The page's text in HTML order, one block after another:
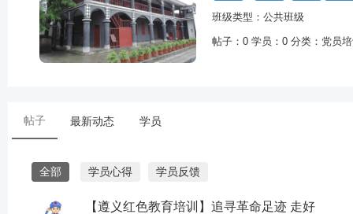
班级类型：公共班级
帖子： 0 学员： 0 分类： 党员
帖子 最新动态 学员
全部 学员心得 学员反馈
【遵义红色教育培训】追寻革命足迹 走好